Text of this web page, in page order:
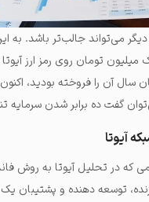
می‌تواند جالب‌تر باشد. به
یک میلیون تومان روی رمز ارز
گفت ده برابر شدن سرمایه
آیوتا
که در تحلیل آیوتا به روش
توسعه دهنده و پشتیبان